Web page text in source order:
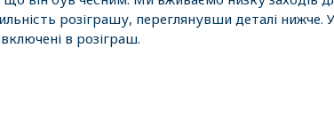
розіграшу, переглянувши деталі нижче.
в розіграш.